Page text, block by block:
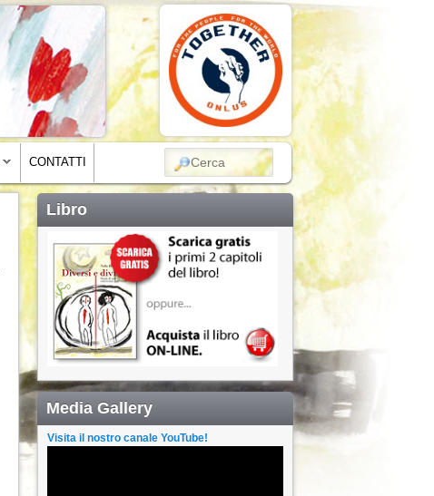
CONTATTI CERCA
Libro
Media Gallery
Visita il nostro canale YouTube!